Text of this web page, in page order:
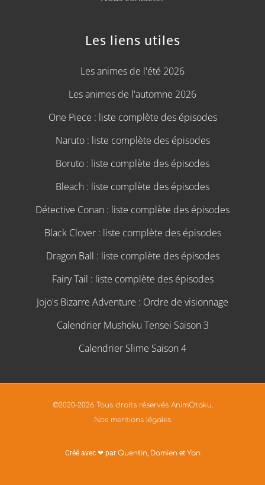
Les liens utiles
Les animes de l'été 2026
Les animes de l'automne 2026
One Piece : liste complète des épisodes
Naruto : liste complète des épisodes
Boruto : liste complète des épisodes
Bleach : liste complète des épisodes
Détective Conan : liste complète des épisodes
Black Clover : liste complète des épisodes
Dragon Ball : liste complète des épisodes
Fairy Tail : liste complète des épisodes
Jojo's Bizarre Adventure : Ordre de visionnage
Calendrier Mushoku Tensei Saison 3
Calendrier Slime Saison 4
©2020-2026 Tous droits réservés AnimOtaku.
Nos mentions légales
Créé avec ❤ par Quentin, Damienet Yan